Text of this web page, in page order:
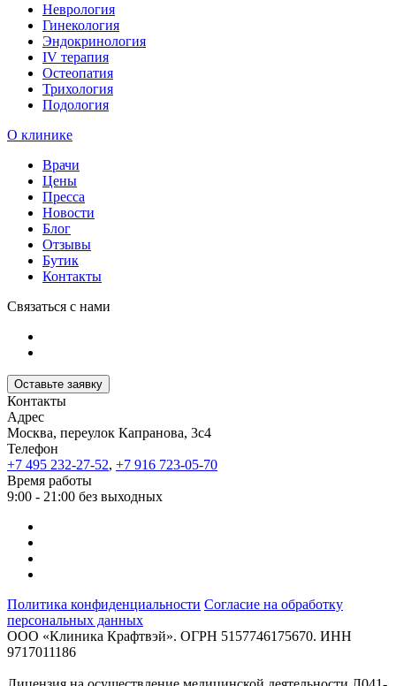
Неврология
Гинекология
Эндокринология
IV терапия
Остеопатия
Трихология
Подология
О клинике
Врачи
Цены
Пресса
Новости
Блог
Отзывы
Бутик
Контакты
Связаться с нами
Оставьте заявку
Контакты
Адрес
Москва, переулок Капранова, 3с4
Телефон
+7 495 232-27-52, +7 916 723-05-70
Время работы
9:00 - 21:00 без выходных
Политика конфиденциальности Согласие на обработку
персональных данных
ООО «Клиника Крафтвэй». ОГРН 5157746175670. ИНН
9717011186